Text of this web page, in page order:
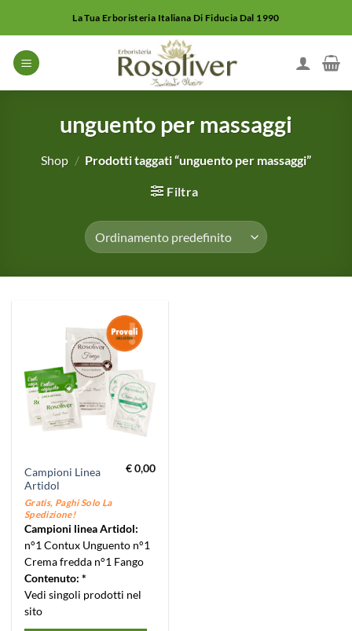
contenuti
La Tua Erboristeria Italiana Di Fiducia Dal 1990
unguento per massaggi
Shop / Prodotti taggati “unguento per massaggi”
Filtra
Campioni Linea
Artidol
€0,00
Gratis, Paghi Solo La
Spedizione!
Campioni linea Artidol:
n°1 Contux Unguento n°1
Crema fredda n°1 Fango
Contenuto: *
Vedi singoli prodotti nel
sito